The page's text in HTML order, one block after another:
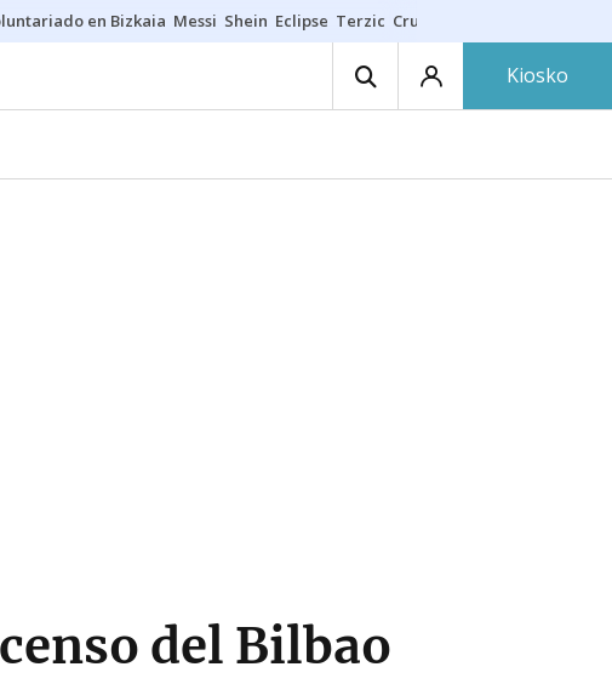
en Bizkaia Messi Shein Eclipse Terzic Cruz Gorbeia
Kiosko
del Bilbao